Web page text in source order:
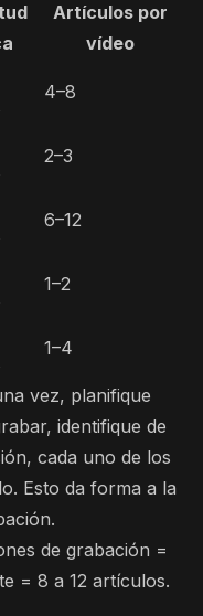
Artículos por
vídeo
4–8
2–3
6–12
1–2
1–4
vez, planifique
identifique de
cada uno de los
Esto da forma a la
de grabación =
= 8 a 12 artículos.